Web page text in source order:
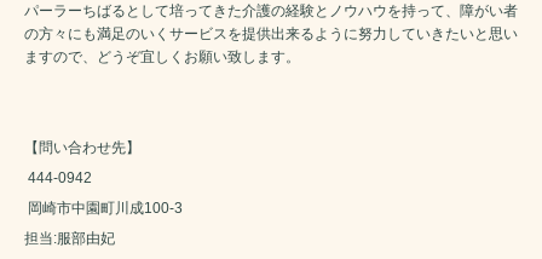
パーラーちばるとして培ってきた介護の経験とノウハウを持って、障がい者
の方々にも満足のいくサービスを提供出来るように努力していきたいと思い
ますので、どうぞ宜しくお願い致します。
【問い合わせ先】
444-0942
岡崎市中園町川成100-3
担当:服部由妃